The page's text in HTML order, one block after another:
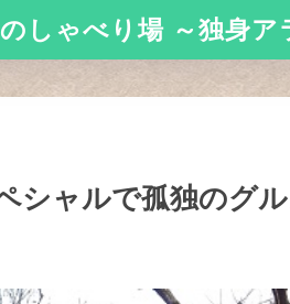
しゃべり場 ～独身ア
シャルで孤独のグ